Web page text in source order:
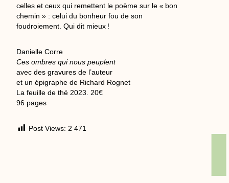
celles et ceux qui remettent le poème sur le « bon
chemin » : celui du bonheur fou de son
foudroiement. Qui dit mieux !
Danielle Corre
Ces ombres qui nous peuplent
avec des gravures de l’auteur
et un épigraphe de Richard Rognet
La feuille de thé 2023. 20€
96 pages
Post Views: 2 471